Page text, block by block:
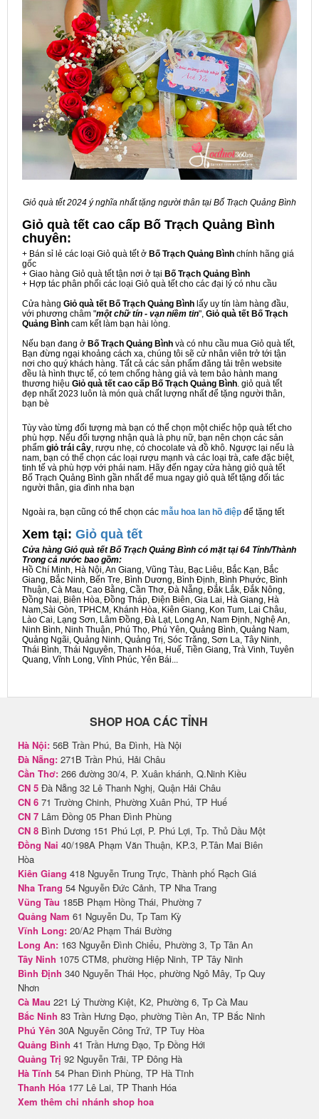
Giỏ quà tết 2024 ý nghĩa nhất tặng người thân tại Bố Trạch Quảng Bình
Giỏ quà tết cao cấp Bố Trạch Quảng Bình
chuyên:
+ Bán sỉ lẻ các loại Giỏ quà tết ở Bố Trạch Quảng Bình chính hãng giá
gốc
+ Giao hàng Giỏ quà tết tận nơi ở tại Bố Trạch Quảng Bình
+ Hợp tác phân phối các loại Giỏ quà tết cho các đại lý có nhu cầu
Cửa hàng Giỏ quà tết Bố Trạch Quảng Bình lấy uy tín làm hàng đầu,
với phương châm "một chữ tín - vạn niềm tin", Giỏ quà tết Bố Trạch
Quảng Bình cam kết làm bạn hài lòng.
Nếu bạn đang ở Bố Trạch Quảng Bình và có nhu cầu mua Giỏ quà tết,
Bạn đừng ngại khoảng cách xa, chúng tôi sẽ cử nhân viên trở tới tận
nơi cho quý khách hàng. Tất cả các sản phẩm đăng tải trên website
đều là hình thực tế, có tem chống hàng giả và tem bảo hành mang
thương hiệu Giỏ quà tết cao cấp Bố Trạch Quảng Bình. giỏ quà tết
đẹp nhất 2023 luôn là món quà chất lượng nhất để tặng người thân,
bạn bè
Tùy vào từng đối tượng mà bạn có thể chọn một chiếc hộp quà tết cho
phù hợp. Nếu đối tượng nhận quà là phụ nữ, bạn nên chọn các sản
phẩm giỏ trái cây, rượu nhẹ, có chocolate và đồ khô. Ngược lại nếu là
nam, bạn có thể chọn các loại rượu mạnh và các loại trà, cafe đặc biệt,
tinh tế và phù hợp với phái nam. Hãy đến ngay cửa hàng giỏ quà tết
Bố Trạch Quảng Bình gần nhất để mua ngay giỏ quà tết tặng đối tác
người thân, gia đình nha bạn
Ngoài ra, bạn cũng có thể chọn các mẫu hoa lan hồ điệp để tặng tết
Xem tại: Giỏ quà tết
Cửa hàng Giỏ quà tết Bố Trạch Quảng Bình có mặt tại 64 Tỉnh/Thành
Trong cả nước bao gồm:
Hồ Chí Minh, Hà Nội, An Giang, Vũng Tàu, Bạc Liêu, Bắc Kạn, Bắc
Giang, Bắc Ninh, Bến Tre, Bình Dương, Bình Định, Bình Phước, Bình
Thuận, Cà Mau, Cao Bằng, Cần Thơ, Đà Nẵng, Đắk Lắk, Đắk Nông,
Đồng Nai, Biên Hòa, Đồng Tháp, Điện Biên, Gia Lai, Hà Giang, Hà
Nam,Sài Gòn, TPHCM, Khánh Hòa, Kiên Giang, Kon Tum, Lai Châu,
Lào Cai, Lạng Sơn, Lâm Đồng, Đà Lạt, Long An, Nam Định, Nghệ An,
Ninh Bình, Ninh Thuận, Phú Thọ, Phú Yên, Quảng Bình, Quảng Nam,
Quảng Ngãi, Quảng Ninh, Quảng Trị, Sóc Trăng, Sơn La, Tây Ninh,
Thái Bình, Thái Nguyên, Thanh Hóa, Huế, Tiền Giang, Trà Vinh, Tuyên
Quang, Vĩnh Long, Vĩnh Phúc, Yên Bái...
SHOP HOA CÁC TỈNH
Hà Nội: 56B Trần Phú, Ba Đình, Hà Nội
Đà Nẵng: 271B Trần Phú, Hải Châu
Cần Thơ: 266 đường 30/4, P. Xuân khánh, Q.Ninh Kiều
CN 5 Đà Nẵng 32 Lê Thanh Nghị, Quận Hải Châu
CN 6 71 Trường Chinh, Phường Xuân Phú, TP Huế
CN 7 Lâm Đồng 05 Phan Đình Phùng
CN 8 Bình Dương 151 Phú Lợi, P. Phú Lợi, Tp. Thủ Dầu Một
Đồng Nai 40/198A Phạm Văn Thuận, KP.3, P.Tân Mai Biên
Hòa
Kiên Giang 418 Nguyễn Trung Trực, Thành phố Rạch Giá
Nha Trang 54 Nguyễn Đức Cảnh, TP Nha Trang
Vũng Tàu 185B Phạm Hồng Thái, Phường 7
Quảng Nam 61 Nguyễn Du, Tp Tam Kỳ
Vĩnh Long: 20/A2 Phạm Thái Bường
Long An: 163 Nguyễn Đình Chiểu, Phường 3, Tp Tân An
Tây Ninh 1075 CTM8, phường Hiệp Ninh, TP Tây Ninh
Bình Định 340 Nguyễn Thái Học, phường Ngô Mây, Tp Quy
Nhơn
Cà Mau 221 Lý Thường Kiệt, K2, Phường 6, Tp Cà Mau
Bắc Ninh 83 Trần Hưng Đạo, phường Tiền An, TP Bắc Ninh
Phú Yên 30A Nguyễn Công Trứ, TP Tuy Hòa
Quảng Bình 41 Trần Hưng Đạo, Tp Đồng Hới
Quảng Trị 92 Nguyễn Trãi, TP Đông Hà
Hà Tĩnh 54 Phan Đình Phùng, TP Hà Tĩnh
Thanh Hóa 177 Lê Lai, TP Thanh Hóa
Xem thêm chi nhánh shop hoa